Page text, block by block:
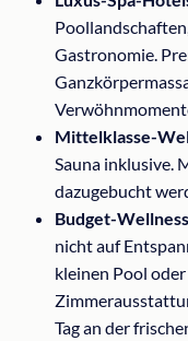
Gastronomie.
Mittelklasse-
Sauna inklusive.
dazugebucht
Budget-
nicht auf
kleinen Pool
Tag an der